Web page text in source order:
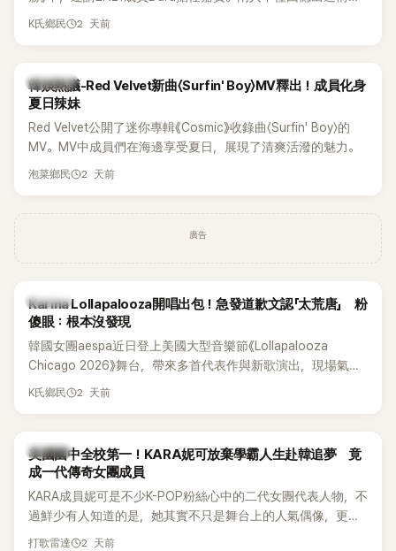
青澀往事，也首度聊起當年鬧得沸沸揚揚的緋聞，讓東海忍不
K氏鄉民 2 天前
熱議討論
韓娛熱議-Red Velvet新曲〈Surfin' Boy〉MV釋出！成員化身
夏日辣妹
Red Velvet公開了迷你專輯《Cosmic》收錄曲〈Surfin' Boy〉的
MV。MV中成員們在海邊享受夏日，展現了清爽活潑的魅力。
泡菜鄉民 2 天前
廣告
K-POP
Karina Lollapalooza開唱出包！急發道歉文認「太荒唐」 粉
傻眼：根本沒發現
韓國女團aespa近日登上美國大型音樂節《Lollapalooza
Chicago 2026》舞台，帶來多首代表作與新歌演出，現場氣氛
嗨翻。不過，成員Karina卻在演出後主動坦承，自己因為太緊
K氏鄉民 2 天前
K-POP
美國國中全校第一！KARA妮可放棄學霸人生赴韓追夢 竟
成一代傳奇女團成員
KARA成員妮可是不少K-POP粉絲心中的二代女團代表人物，不
過鮮少有人知道的是，她其實不只是舞台上的人氣偶像，更是
一名不折不扣的學霸。她日前在節目中透露，自己在美國就讀
打歌雷達 2 天前